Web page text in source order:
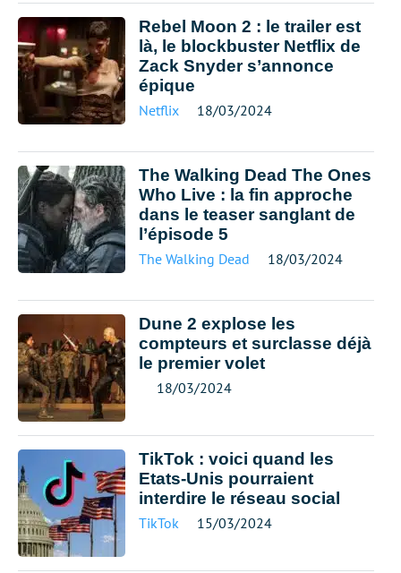
Rebel Moon 2 : le trailer est
là, le blockbuster Netflix de
Zack Snyder s’annonce
épique
Netflix 18/03/2024
The Walking Dead The Ones
Who Live : la fin approche
dans le teaser sanglant de
l’épisode 5
The Walking Dead 18/03/2024
Dune 2 explose les
compteurs et surclasse déjà
le premier volet
18/03/2024
TikTok : voici quand les
Etats-Unis pourraient
interdire le réseau social
TikTok 15/03/2024